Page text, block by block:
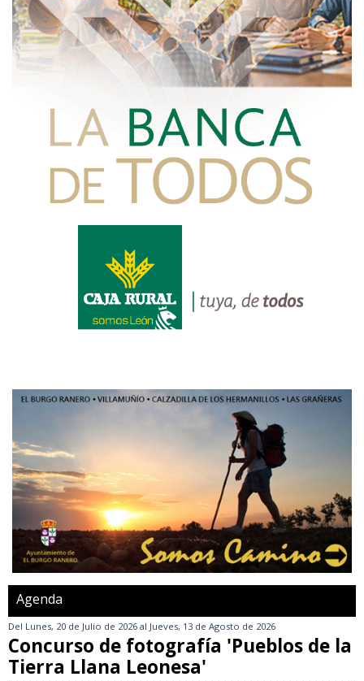
Agenda
Del Lunes, 20 de Julio de 2026 al Jueves, 13 de Agosto de 2026
Concurso de fotografía 'Pueblos de la
Tierra Llana Leonesa'